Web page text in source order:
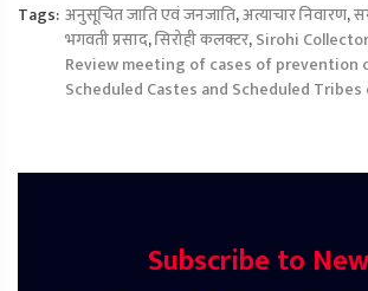
Tags: अनुसूचित जाति एवं जनजाति,अत्याचार निवारण,
भगवती प्रसाद,सिरोही कलक्टर,Sirohi Collector
Review meeting of cases of prevention
Scheduled Castes and Scheduled Tribes
Subscribe to